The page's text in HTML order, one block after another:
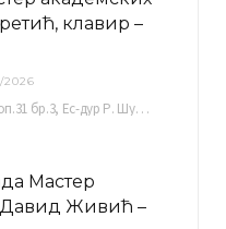
клавир –
2026
Програм: Л. ван Бетовен: Соната оп.31 бр.3, Ес-дур Р. Шуман: Бечки карневал оп.26 К. Дебиси:…
Мастер
Давид Живић –